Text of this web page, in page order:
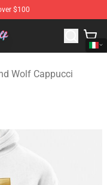
$100
And Wolf
Wolf Cappucci